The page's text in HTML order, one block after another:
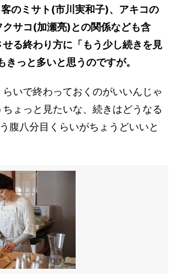
のミサト(市川実和子)、アキコの
サコ(加瀬亮)との関係なども含
る終わり方に「もう少し続きを見
きっと多いと思うのですが。
らいで終わっておくのがいいんじゃ
ょっと見たいな、続きはどうなる
腹八分目くらいがちょうどいいと